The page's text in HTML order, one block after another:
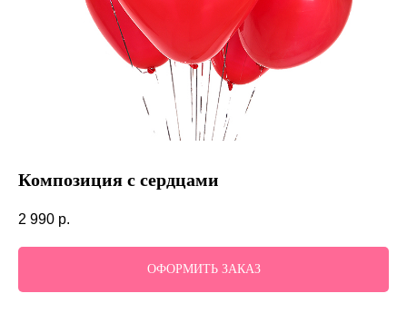
Композиция с сердцами
2 990 р.
ОФОРМИТЬ ЗАКАЗ